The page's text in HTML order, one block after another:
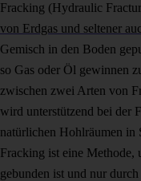
Fracking (Hydraulic
von Erdgas und seltener
Gemisch in den Boden
so Gas oder Öl gewinnen
zwischen zwei Arten von
wird unterstützend bei der
natürlichen Hohlräumen in
Fracking ist eine Methode,
gebunden ist und nur